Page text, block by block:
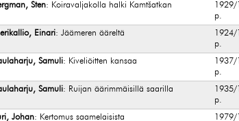
Sten: Koiravaljakolla halki Kamtšatkan
1929/1
p.
Einari: Jäämeren ääreltä
1924/1
p.
Samuli: Kiveliöitten kansaa
1937/1
p.
Samuli: Ruijan äärimmäisillä saarilla
1935/1
p.
Johan: Kertomus saamelaisista
1979/1